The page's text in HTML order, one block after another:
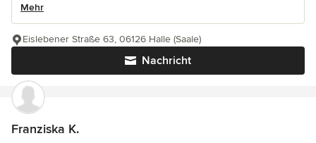
Mehr
Nachricht
Eislebener Straße 63, 06126 Halle (Saale)
Franziska K.